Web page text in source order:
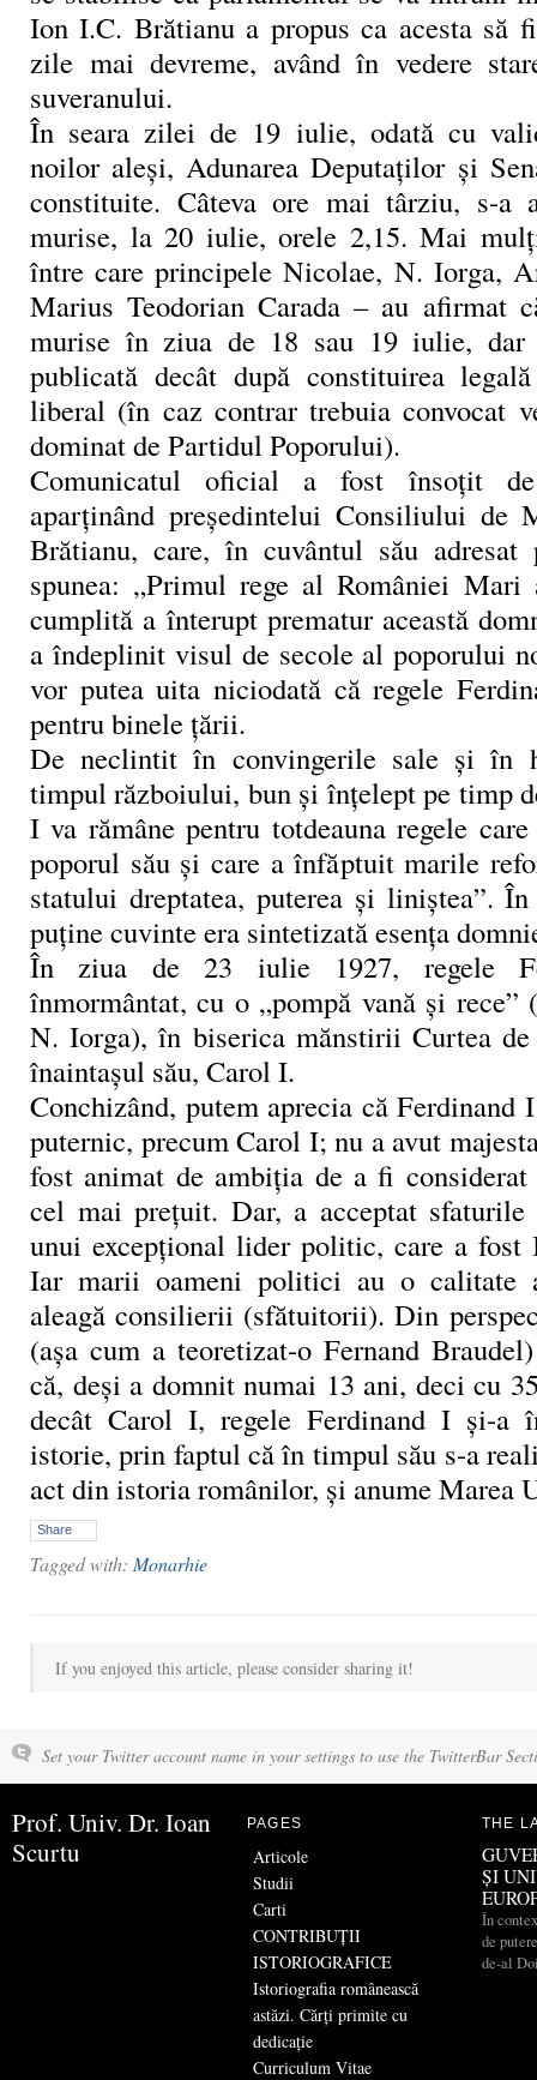
Ion I.C. Brătianu a propus ca acesta să
zile mai devreme, având în vedere
suveranului.
În seara zilei de 19 iulie, odată cu
noilor aleşi, Adunarea Deputaţilor şi
constituite. Câteva ore mai târziu, s-a
murise, la 20 iulie, orele 2,15. Mai
între care principele Nicolae, N. Iorga,
Marius Teodorian Carada – au afirmat
murise în ziua de 18 sau 19 iulie, dar
publicată decât după constituirea
liberal (în caz contrar trebuia convocat
dominat de Partidul Poporului).
Comunicatul oficial a fost însoţit
aparţinând preşedintelui Consiliului
Brătianu, care, în cuvântul său adresat
spunea: „Primul rege al României
cumplită a înterupt prematur această
a îndeplinit visul de secole al poporului
vor putea uita niciodată că regele
pentru binele ţării.
De neclintit în convingerile sale şi în
timpul războiului, bun şi înţelept pe timp
I va rămâne pentru totdeauna regele
poporul său şi care a înfăptuit marile
statului dreptatea, puterea şi liniştea”.
puţine cuvinte era sintetizată esenţa
În ziua de 23 iulie 1927, regele
înmormântat, cu o „pompă vană şi rece”
N. Iorga), în biserica mănstirii Curtea
înaintaşul său, Carol I.
Conchizând, putem aprecia că Ferdinand
puternic, precum Carol I; nu a avut
fost animat de ambiţia de a fi
cel mai preţuit. Dar, a acceptat
unui excepţional lider politic, care a fost
Iar marii oameni politici au o calitate
aleagă consilierii (sfătuitorii). Din
(aşa cum a teoretizat-o Fernand
că, deşi a domnit numai 13 ani, deci cu
decât Carol I, regele Ferdinand I şi-a
istorie, prin faptul că în timpul său s-a
act din istoria românilor, şi anume Marea
Share
Tagged with: Monarhie
If you enjoyed this article, please consider sharing it!
Set your Twitter account name in your settings to use the TwitterBar
Prof. Univ. Dr. Ioan
Scurtu
PAGES
Articole
Studii
Carti
CONTRIBUŢII
ISTORIOGRAFICE
Istoriografia românească
astăzi. Cărți primite cu
dedicație
Curriculum Vitae
THE
ȘI
În
de
de-al